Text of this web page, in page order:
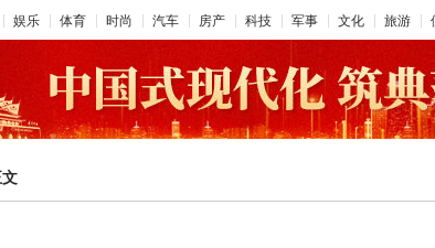
娱乐 体育 时尚 汽车 房产 科技 军事 文化 旅游